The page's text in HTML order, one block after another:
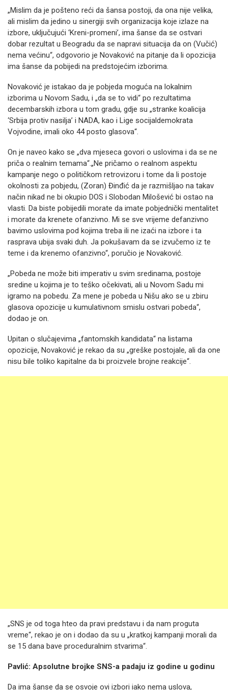
„Mislim da je pošteno reći da šansa postoji, da ona nije velika,
ali mislim da jedino u sinergiji svih organizacija koje izlaze na
izbore, uključujući ‘Kreni-promeni’, ima šanse da se ostvari
dobar rezultat u Beogradu da se napravi situacija da on (Vučić)
nema većinu“, odgovorio je Novaković na pitanje da li opozicija
ima šanse da pobijedi na predstojećim izborima.
Novaković je istakao da je pobjeda moguća na lokalnim
izborima u Novom Sadu, i „da se to vidi“ po rezultatima
decembarskih izbora u tom gradu, gdje su „stranke koalicija
‘Srbija protiv nasilja’ i NADA, kao i Lige socijaldemokrata
Vojvodine, imali oko 44 posto glasova“.
On je naveo kako se „dva mjeseca govori o uslovima i da se ne
priča o realnim temama“.„Ne pričamo o realnom aspektu
kampanje nego o političkom retrovizoru i tome da li postoje
okolnosti za pobjedu, (Zoran) Đinđić da je razmišljao na takav
način nikad ne bi okupio DOS i Slobodan Milošević bi ostao na
vlasti. Da biste pobijedili morate da imate pobjednički mentalitet
i morate da krenete ofanzivno. Mi se sve vrijeme defanzivno
bavimo uslovima pod kojima treba ili ne izaći na izbore i ta
rasprava ubija svaki duh. Ja pokušavam da se izvučemo iz te
teme i da krenemo ofanzivno“, poručio je Novaković.
„Pobeda ne može biti imperativ u svim sredinama, postoje
sredine u kojima je to teško očekivati, ali u Novom Sadu mi
igramo na pobedu. Za mene je pobeda u Nišu ako se u zbiru
glasova opozicije u kumulativnom smislu ostvari pobeda“,
dodao je on.
Upitan o slučajevima „fantomskih kandidata“ na listama
opozicije, Novaković je rekao da su „greške postojale, ali da one
nisu bile toliko kapitalne da bi proizvele brojne reakcije“.
„SNS je od toga hteo da pravi predstavu i da nam proguta
vreme“, rekao je on i dodao da su u „kratkoj kampanji morali da
se 15 dana bave proceduralnim stvarima“.
Pavlić: Apsolutne brojke SNS-a padaju iz godine u godinu
Da ima šanse da se osvoje ovi izbori iako nema uslova,